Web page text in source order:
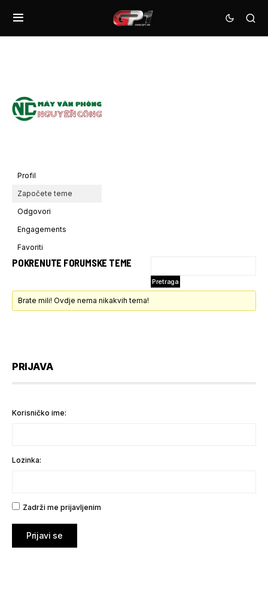
Profil
Započete teme
Odgovori
Engagements
Favoriti
POKRENUTE FORUMSKE TEME
Brate mili! Ovdje nema nikakvih tema!
PRIJAVA
Korisničko ime:
Lozinka:
Zadrži me prijavljenim
Prijavi se